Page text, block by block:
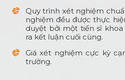
Quy trình xét nghiệm
nghiệm đều được thực
duyệt bởi một tiến sĩ
ra kết luận cuối cùng.
Giá xét nghiệm cực kỳ
trường.